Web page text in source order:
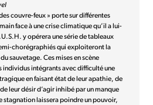
couvre-feux » porte sur différentes
face à une crise climatique qu’il a lui-
y opérera une série de tableaux
chorégraphiés qui exploiteront la
sauvetage. Ces mises en scène
individus intégrants avec difficulté une
en faisant état de leur apathie, de
leur désir d’agir inhibé par un manque
stagnation laissera poindre un pouvoir,